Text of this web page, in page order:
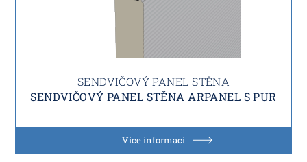
SENDVIČOVÝ PANEL STĚNA
SENDVIČOVÝ PANEL STĚNA ARPANEL S PUR
Více informací